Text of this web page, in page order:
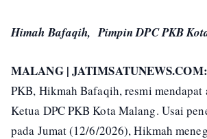
Himah Bafaqih, Pimpin DPC PKB
MALANG | JATIMSATUNEWS.COM:
PKB, Hikmah Bafaqih, resmi mendapat
Ketua DPC PKB Kota Malang. Usai
pada Jumat (12/6/2026), Hikmah